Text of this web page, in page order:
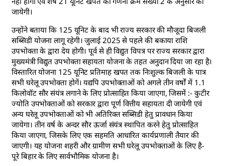
जायेगी।
उन्होंने बताया कि 125 यूनिट के बाद भी राज्य सरकार की मौजूदा बिजली
सब्सिडी योजना लागू रहेगी। जुलाई 2025 से पहले की बकाया राशि
उपभोक्ता के द्वारा देय होगी। पूर्व से ही विद्युत विपत्र पर राज्य सरकार द्वारा
मुख्यमंत्री विद्युत उपभोक्ता सहायता योजना के तहत अनुदान दिया जा रहा है।
विस्तारित योजना 125 यूनिट प्रतिमाह खपत तक निःशुल्क बिजली के पात्र
सभी घरेलू उपभोक्ता होगें। यद्यपि उपभोक्ताओं को अगले तीन वर्षों में 1.1
किलोवॉट सौर संयंत्र लगाने के लिए प्रोत्साहित किया जाएगा, जिसमें :- कुटीर
ज्योति उपभोक्ताओं को सरकार द्वारा पूर्ण वित्तीय सहायता दी जायेगी एवं
अन्य घरेलू उपभोक्ताओं को भी अतिरिक्त सब्सिडी हेतु प्रावधान किया
जायेगा। तीन वर्ष के अन्दर सौर ऊर्जा संयंत्र स्थापित करने हेतु प्रोत्साहित
किया जाएगा, जिसके लिए एक सहमति आधारित कार्यप्रणाली तैयार की
जाएगी। यह योजना शहरी और ग्रामीण सभी घरेलू उपभोक्ताओं के लिए है-
पूरे बिहार के लिए सार्वभौमिक योजना है।